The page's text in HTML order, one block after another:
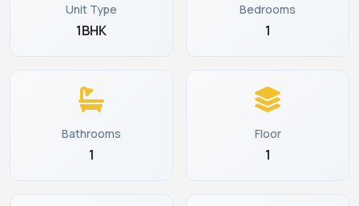
Unit Type
1BHK
Bedrooms
1
Bathrooms
1
Floor
1